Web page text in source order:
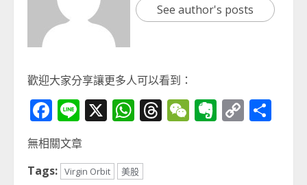
See author's posts
歡迎大家分享讓更多人可以看到：
Facebook
Line
X WhatsApp
Threads
WeChat
Evernote
Copy
無相關文章
Tags: Virgin Orbit 美股